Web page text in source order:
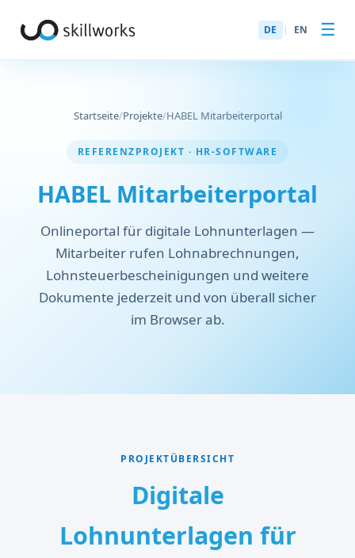
DE | EN ☰
Startseite/Projekte/HABEL Mitarbeiterportal
REFERENZPROJEKT · HR-SOFTWARE
HABEL Mitarbeiterportal
Onlineportal für digitale Lohnunterlagen —
Mitarbeiter rufen Lohnabrechnungen,
Lohnsteuerbescheinigungen und weitere
Dokumente jederzeit und von überall sicher
im Browser ab.
PROJEKTÜBERSICHT
Digitale
Lohnunterlagen für